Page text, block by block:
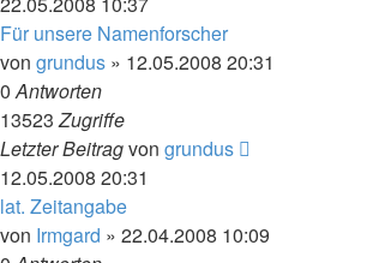
Für unsere Namenforscher
von grundus » 12.05.2008 20:31
0Antworten
13523Zugriffe
Letzter Beitragvon grundus
12.05.2008 20:31
lat. Zeitangabe
von Irmgard » 22.04.2008 10:09